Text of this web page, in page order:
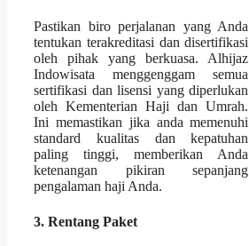
Pastikan biro perjalanan yang Anda
tentukan terakreditasi dan disertifikasi
oleh pihak yang berkuasa. Alhijaz
Indowisata menggenggam semua
sertifikasi dan lisensi yang diperlukan
oleh Kementerian Haji dan Umrah.
Ini memastikan jika anda memenuhi
standard kualitas dan kepatuhan
paling tinggi, memberikan Anda
ketenangan pikiran sepanjang
pengalaman haji Anda.
3. Rentang Paket